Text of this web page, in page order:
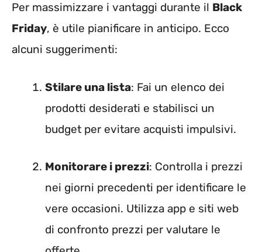
Per massimizzare i vantaggi durante il Black
Friday, è utile pianificare in anticipo. Ecco
alcuni suggerimenti:
Stilare una lista: Fai un elenco dei
prodotti desiderati e stabilisci un
budget per evitare acquisti impulsivi.
Monitorare i prezzi: Controlla i prezzi
nei giorni precedenti per identificare le
vere occasioni. Utilizza app e siti web
di confronto prezzi per valutare le